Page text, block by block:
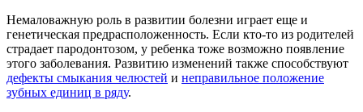
Немаловажную роль в развитии болезни играет еще и
генетическая предрасположенность. Если кто-то из родителей
страдает пародонтозом, у ребенка тоже возможно появление
этого заболевания. Развитию изменений также способствуют
дефекты смыкания челюстей и неправильное положение
зубных единиц в ряду.